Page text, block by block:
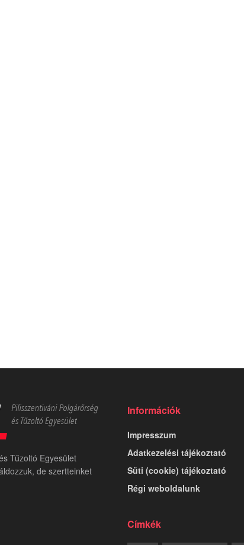
Tűzoltó Egyesület
de szertteinket
Információk
Impresszum
Adatkezelési tájékoztató
Süti (cookie) tájékoztató
Régi weboldalunk
Címkék